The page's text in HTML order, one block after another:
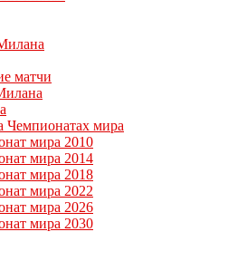
матчи
Чемпионатах мира
мира 2010
мира 2014
мира 2018
мира 2022
мира 2026
мира 2030